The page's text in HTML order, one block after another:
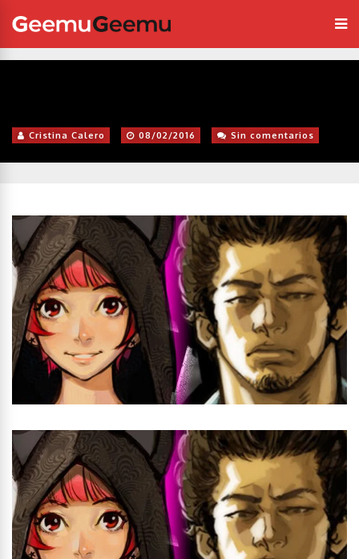
Cristina Calero 08/02/2016 Sin comentarios